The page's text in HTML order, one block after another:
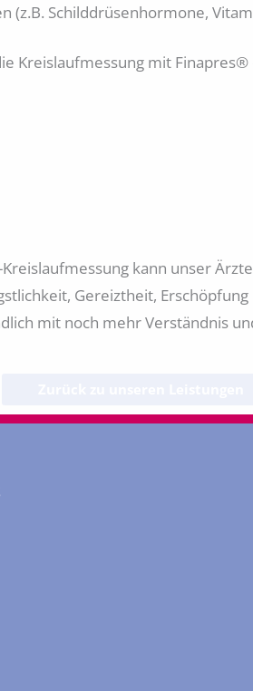
(z.B. Schilddrüsenhormone,
Kreislaufmessung mit
kann unser
Gereiztheit,
mit noch mehr Verständnis